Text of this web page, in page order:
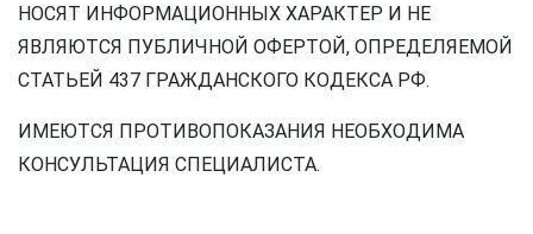
НОСЯТ ИНФОРМАЦИОННЫХ ХАРАКТЕР И НЕ
ЯВЛЯЮТСЯ ПУБЛИЧНОЙ ОФЕРТОЙ, ОПРЕДЕЛЯЕМОЙ
СТАТЬЕЙ 437 ГРАЖДАНСКОГО КОДЕКСА РФ.
ИМЕЮТСЯ ПРОТИВОПОКАЗАНИЯ НЕОБХОДИМА
КОНСУЛЬТАЦИЯ СПЕЦИАЛИСТА.